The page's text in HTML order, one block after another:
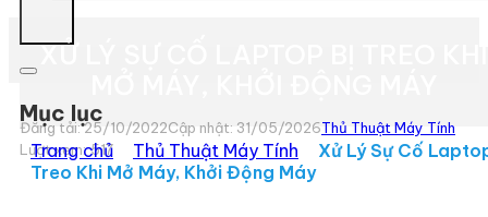
XỬ LÝ SỰ CỐ LAPTOP BỊ TREO KHI
Trang chủ Thủ Thuật Máy Tính
Xử Lý Sự Cố
Treo Khi Mở Máy, Khởi Động Máy
Đăng tải: 25/10/2022Cập nhật: 31/05/2026Thủ Thuật Máy Tính
Lượt xem: 517
Mục lục